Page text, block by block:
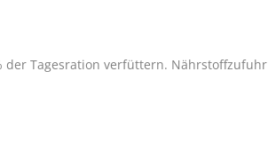
der Tagesration verfüttern. Nährstoffzufuhr
ab € 7,70